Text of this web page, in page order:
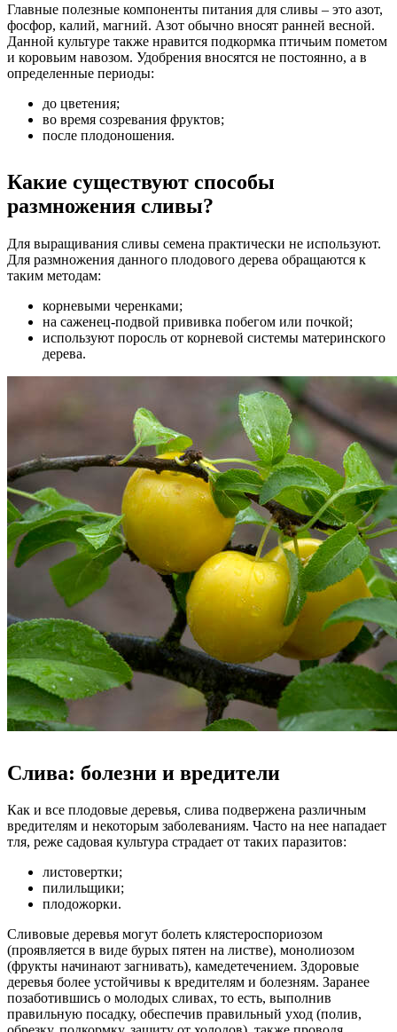
Главные полезные компоненты питания для сливы – это азот,
фосфор, калий, магний. Азот обычно вносят ранней весной.
Данной культуре также нравится подкормка птичьим пометом
и коровьим навозом. Удобрения вносятся не постоянно, а в
определенные периоды:
до цветения;
во время созревания фруктов;
после плодоношения.
Какие существуют способы
размножения сливы?
Для выращивания сливы семена практически не используют.
Для размножения данного плодового дерева обращаются к
таким методам:
корневыми черенками;
на саженец-подвой прививка побегом или почкой;
используют поросль от корневой системы материнского
дерева.
Слива: болезни и вредители
Как и все плодовые деревья, слива подвержена различным
вредителям и некоторым заболеваниям. Часто на нее нападает
тля, реже садовая культура страдает от таких паразитов:
листовертки;
пилильщики;
плодожорки.
Сливовые деревья могут болеть клястероспориозом
(проявляется в виде бурых пятен на листве), монолиозом
(фрукты начинают загнивать), камедетечением. Здоровые
деревья более устойчивы к вредителям и болезням. Заранее
позаботившись о молодых сливах, то есть, выполнив
правильную посадку, обеспечив правильный уход (полив,